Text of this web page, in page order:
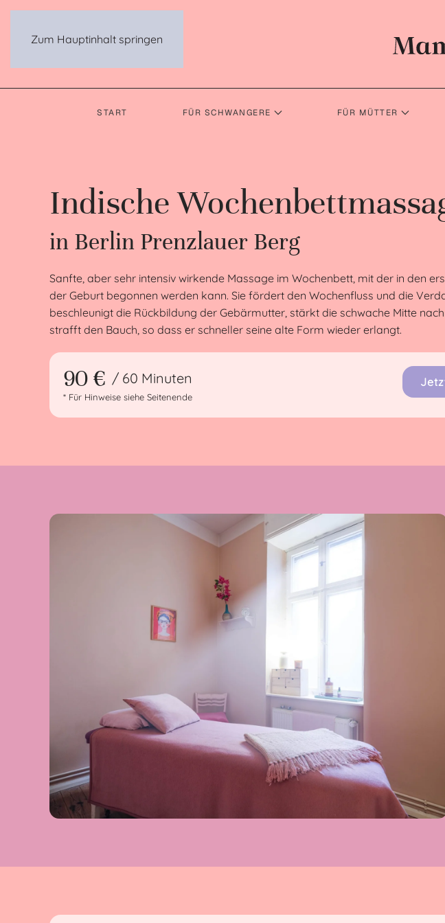
Zum Hauptinhalt springen
START FÜR SCHWANGERE FÜR MÜTTER
Indische
in Berlin Prenzlauer Berg
Sanfte, aber sehr intensiv wirkende Massage im Wochenbett, mit der in den
der Geburt begonnen werden kann. Sie fördert den Wochenfluss und die
beschleunigt die Rückbildung der Gebärmutter, stärkt die schwache Mitte
strafft den Bauch, so dass er schneller seine alte Form wieder erlangt.
90 € / 60 Minuten
* Für Hinweise siehe Seitenende